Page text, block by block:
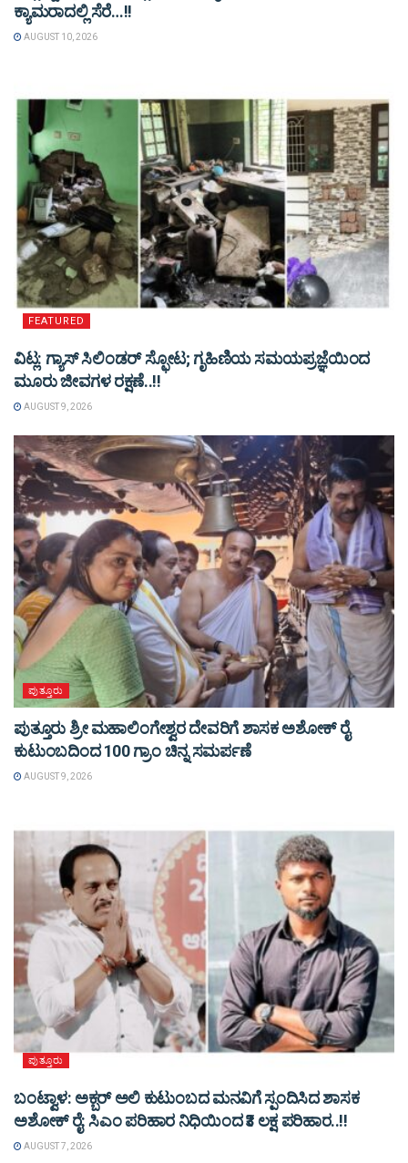
ಕ್ಯಾಮರಾದಲ್ಲಿ ಸೆರೆ…!!
AUGUST 10, 2026
FEATURED
ವಿಟ್ಲ: ಗ್ಯಾಸ್ ಸಿಲಿಂಡರ್ ಸ್ಫೋಟ; ಗೃಹಿಣಿಯ ಸಮಯಪ್ರಜ್ಞೆಯಿಂದ
ಮೂರು ಜೀವಗಳ ರಕ್ಷಣೆ..!!
AUGUST 9, 2026
ಪುತ್ತೂರು
ಪುತ್ತೂರು ಶ್ರೀ ಮಹಾಲಿಂಗೇಶ್ವರ ದೇವರಿಗೆ ಶಾಸಕ ಅಶೋಕ್ ರೈ
ಕುಟುಂಬದಿಂದ 100 ಗ್ರಾಂ ಚಿನ್ನ ಸಮರ್ಪಣೆ
AUGUST 9, 2026
ಪುತ್ತೂರು
ಬಂಟ್ವಾಳ: ಅಕ್ಬರ್ ಅಲಿ ಕುಟುಂಬದ ಮನವಿಗೆ ಸ್ಪಂದಿಸಿದ ಶಾಸಕ
ಅಶೋಕ್ ರೈ: ಸಿಎಂ ಪರಿಹಾರ ನಿಧಿಯಿಂದ ₹3 ಲಕ್ಷ ಪರಿಹಾರ..!!
AUGUST 7, 2026